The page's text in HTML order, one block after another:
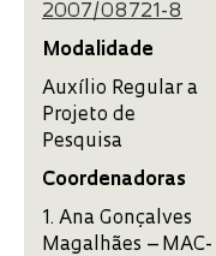
2007/08721-8
Modalidade
Auxílio Regular a
Projeto de
Pesquisa
Co­or­de­na­doras
1. Ana Gonçalves
Magalhães – MAC-